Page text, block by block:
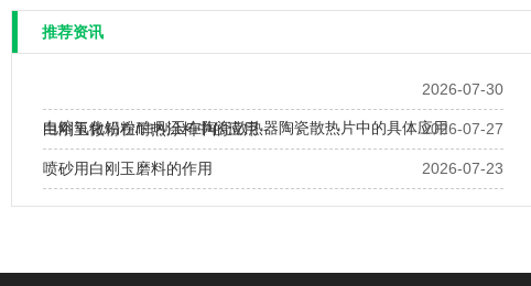
推荐资讯
2026-07-30
电熔氧化铝粉/白刚玉在陶瓷散热器陶瓷散热片中的具体应用2026-07-27
白刚玉微粉在耐热涂料中的应用
2026-07-23
喷砂用白刚玉磨料的作用